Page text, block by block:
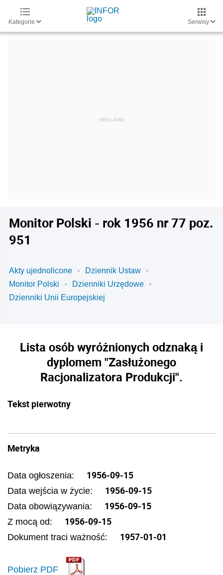
Kategorie Serwisy
Monitor Polski - rok 1956 nr 77 poz.
951
Akty ujednolicone
Dziennik Ustaw
Monitor Polski
Dzienniki Urzędowe
Dzienniki Unii Europejskiej
Lista osób wyróżnionych odznaką i
dyplomem "Zasłużonego
Racjonalizatora Produkcji".
Tekst pierwotny
Metryka
Data ogłoszenia: 1956-09-15
Data wejścia w życie: 1956-09-15
Data obowiązywania: 1956-09-15
Z mocą od: 1956-09-15
Dokument traci ważność: 1957-01-01
Pobierz PDF